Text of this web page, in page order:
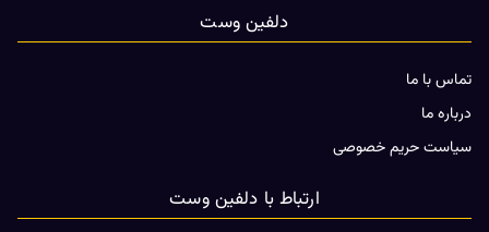
دلفین وست
تماس با ما
درباره ما
سیاست حریم خصوصی
ارتباط با دلفین وست